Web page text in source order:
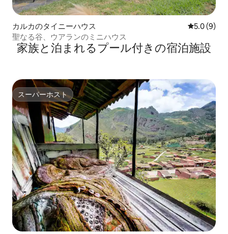
カルカのタイニーハウス レビュー9
5.0 (9)
聖なる谷、ウアランのミニハウス
家族と泊まれるプール付きの宿泊施設
スーパーホスト
スーパーホスト